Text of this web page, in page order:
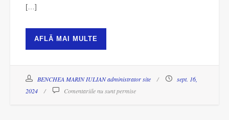
[…]
AFLĂ MAI MULTE
BENCHEA MARIN IULIAN administrator site
sept. 16,
2024
Comentariile nu sunt permise